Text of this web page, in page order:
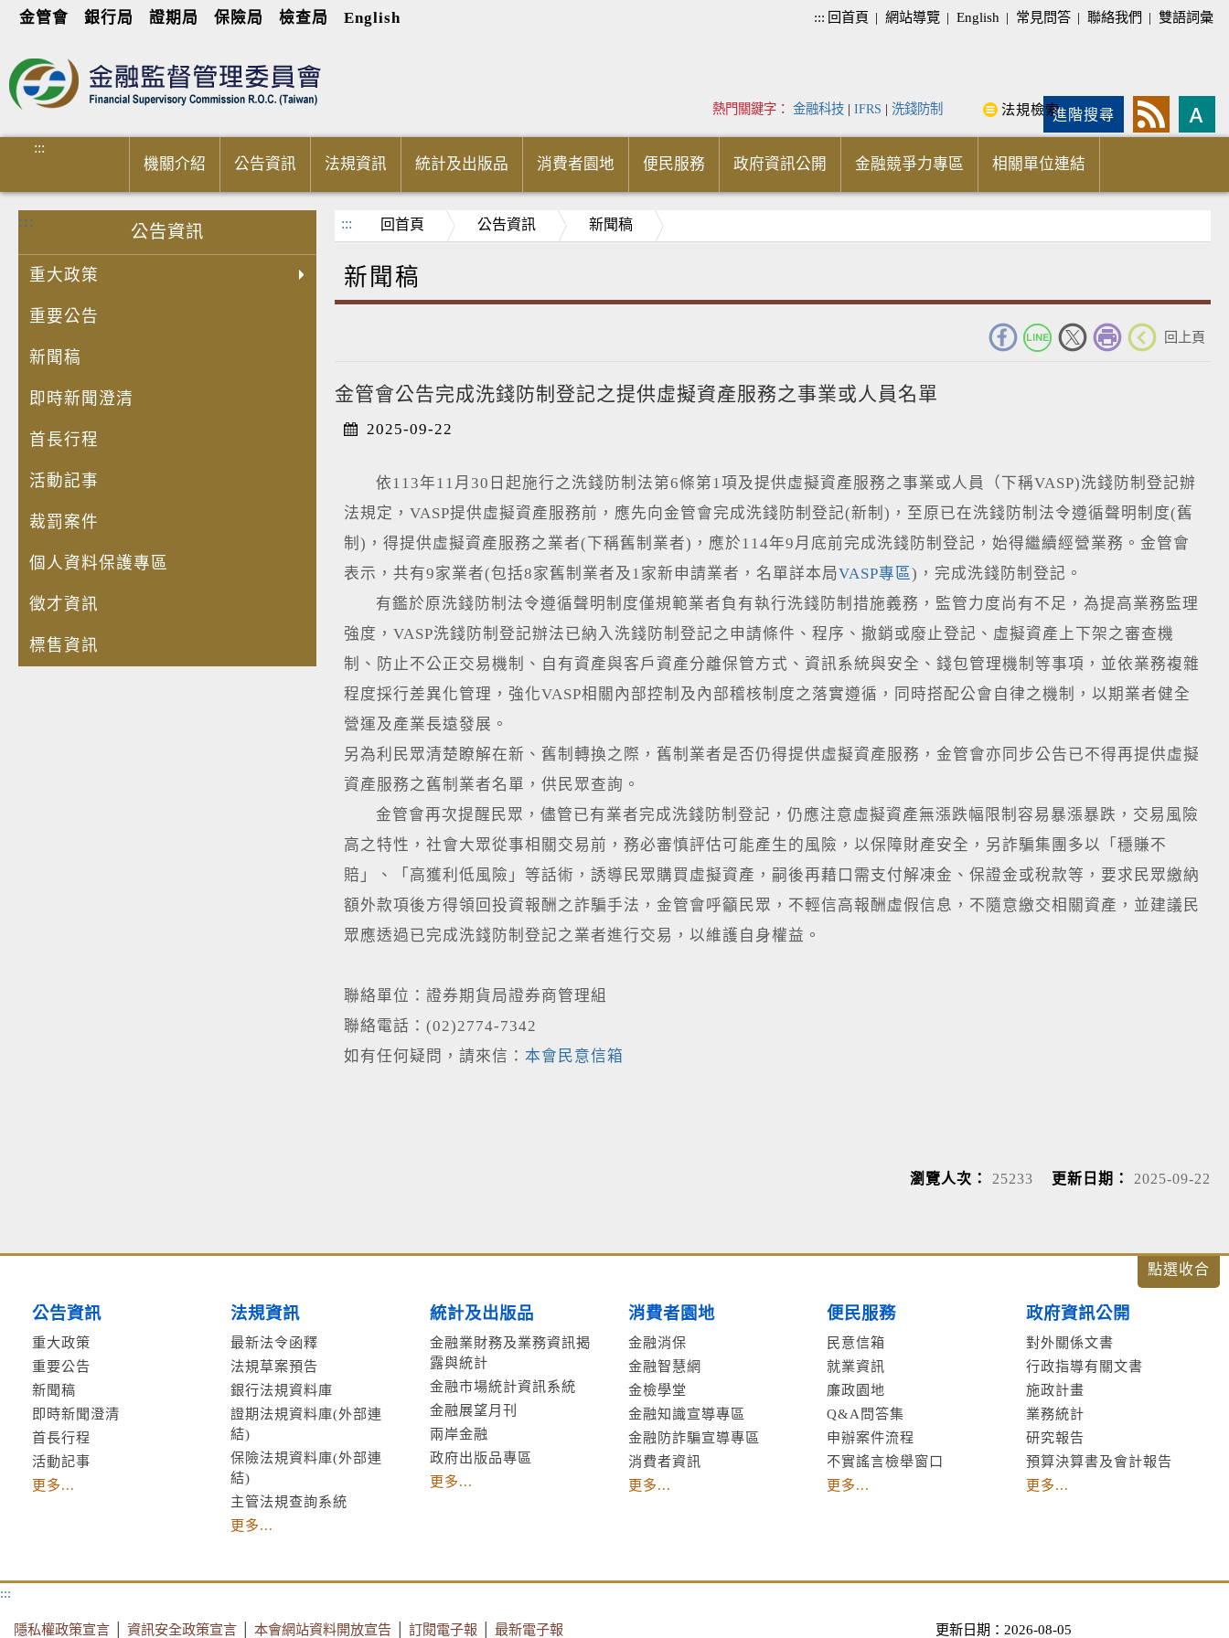
金管會 銀行局 證期局 保險局 檢查局 English ::: 回首頁 | 網站導覽 | English | 常見問答 | 聯絡我們 | 雙語詞彙
進階搜尋
熱門關鍵字： 金融科技 | IFRS | 洗錢防制 法規檢索
:::
機關介紹 公告資訊 法規資訊 統計及出版品 消費者園地 便民服務 政府資訊公開 金融競爭力專區 相關單位連結
:::
公告資訊
重大政策
重要公告
新聞稿
即時新聞澄清
首長行程
活動記事
裁罰案件
個人資料保護專區
徵才資訊
標售資訊
::: 回首頁 公告資訊 新聞稿
新聞稿
回上頁
金管會公告完成洗錢防制登記之提供虛擬資產服務之事業或人員名單
2025-09-22
依113年11月30日起施行之洗錢防制法第6條第1項及提供虛擬資產服務之事業或人員（下稱VASP)洗錢防制登記辦
法規定，VASP提供虛擬資產服務前，應先向金管會完成洗錢防制登記(新制)，至原已在洗錢防制法令遵循聲明制度(舊
制)，得提供虛擬資產服務之業者(下稱舊制業者)，應於114年9月底前完成洗錢防制登記，始得繼續經營業務。金管會
表示，共有9家業者(包括8家舊制業者及1家新申請業者，名單詳本局VASP專區)，完成洗錢防制登記。
有鑑於原洗錢防制法令遵循聲明制度僅規範業者負有執行洗錢防制措施義務，監管力度尚有不足，為提高業務監理
強度，VASP洗錢防制登記辦法已納入洗錢防制登記之申請條件、程序、撤銷或廢止登記、虛擬資產上下架之審查機
制、防止不公正交易機制、自有資產與客戶資產分離保管方式、資訊系統與安全、錢包管理機制等事項，並依業務複雜
程度採行差異化管理，強化VASP相關內部控制及內部稽核制度之落實遵循，同時搭配公會自律之機制，以期業者健全
營運及產業長遠發展。
另為利民眾清楚瞭解在新、舊制轉換之際，舊制業者是否仍得提供虛擬資產服務，金管會亦同步公告已不得再提供虛擬
資產服務之舊制業者名單，供民眾查詢。
金管會再次提醒民眾，儘管已有業者完成洗錢防制登記，仍應注意虛擬資產無漲跌幅限制容易暴漲暴跌，交易風險
高之特性，社會大眾從事相關交易前，務必審慎評估可能產生的風險，以保障財產安全，另詐騙集團多以「穩賺不
賠」、「高獲利低風險」等話術，誘導民眾購買虛擬資產，嗣後再藉口需支付解凍金、保證金或稅款等，要求民眾繳納
額外款項後方得領回投資報酬之詐騙手法，金管會呼籲民眾，不輕信高報酬虛假信息，不隨意繳交相關資產，並建議民
眾應透過已完成洗錢防制登記之業者進行交易，以維護自身權益。
聯絡單位：證券期貨局證券商管理組
聯絡電話：(02)2774-7342
如有任何疑問，請來信： 本會民意信箱
瀏覽人次： 25233 更新日期： 2025-09-22
公告資訊
重大政策
重要公告
新聞稿
即時新聞澄清
首長行程
活動記事
更多...
法規資訊
最新法令函釋
法規草案預告
銀行法規資料庫
證期法規資料庫(外部連
結)
保險法規資料庫(外部連
結)
主管法規查詢系統
更多...
統計及出版品
金融業財務及業務資訊揭
露與統計
金融市場統計資訊系統
金融展望月刊
兩岸金融
政府出版品專區
更多...
消費者園地
金融消保
金融智慧網
金檢學堂
金融知識宣導專區
金融防詐騙宣導專區
消費者資訊
更多...
便民服務
民意信箱
就業資訊
廉政園地
Q&A問答集
申辦案件流程
不實謠言檢舉窗口
更多...
政府資訊公開
對外關係文書
行政指導有關文書
施政計畫
業務統計
研究報告
預算決算書及會計報告
更多...
:::
隱私權政策宣言 資訊安全政策宣言 本會網站資料開放宣告 訂閱電子報 最新電子報 更新日期：2026-08-05